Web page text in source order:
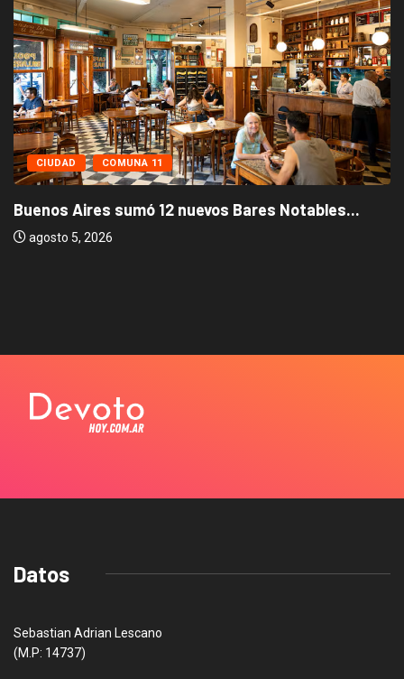
CIUDAD COMUNA 11
Buenos Aires sumó 12 nuevos Bares Notables...
agosto 5, 2026
Datos
Sebastian Adrian Lescano
(M.P: 14737)